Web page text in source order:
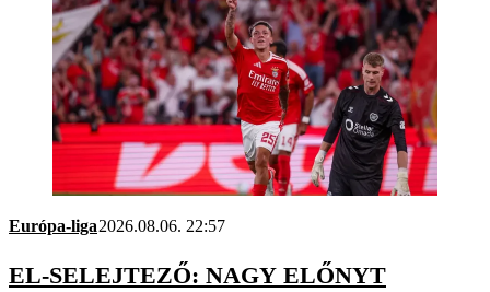
Európa-liga2026.08.06. 22:57
EL-SELEJTEZŐ: NAGY ELŐNYT